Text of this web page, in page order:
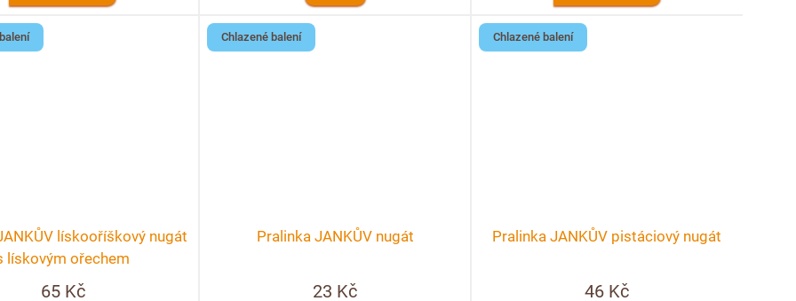
lískooříškový nugát
lískovým ořechem
65 Kč
Chlazené balení
Pralinka JANKŮV nugát
23 Kč
Chlazené balení
Pralinka JANKŮV pistáciový nugát
46 Kč